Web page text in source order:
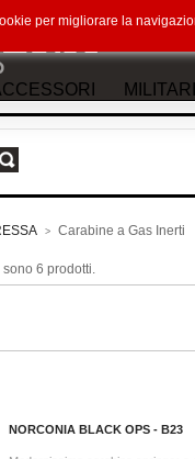
> Carabine a Gas Inerti
sono 6 prodotti.
NORCONIA BLACK OPS - B23
per migliorare la